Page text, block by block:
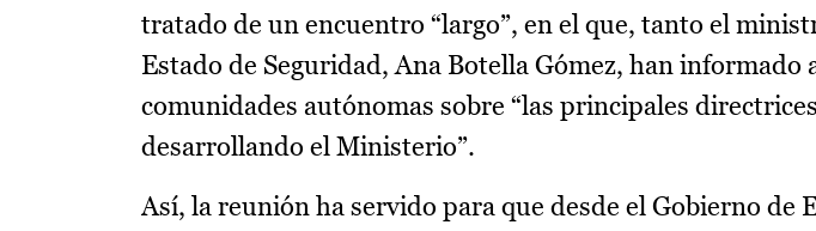
tratado de un encuentro “largo”, en el que, tanto el
Estado de Seguridad, Ana Botella Gómez, han informado
comunidades autónomas sobre “las principales
desarrollando el Ministerio”.
Así, la reunión ha servido para que desde el Gobierno de